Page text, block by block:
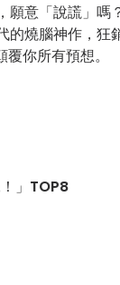
願意「說謊」嗎
的燒腦神作，
你所有預想。
」TOP8